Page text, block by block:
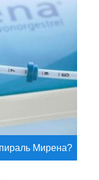
Мирена?